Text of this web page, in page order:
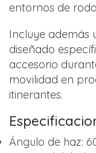
entornos de
Incluye además
diseñado
accesorio
movilidad en
itinerantes.
Ángulo de haz: